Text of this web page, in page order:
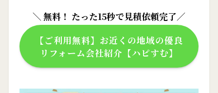
＼ 無料！ たった15秒で見積依頼完了／
【ご利用無料】お近くの地域の優良
リフォーム会社紹介【ハピすむ】